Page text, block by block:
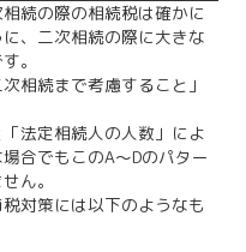
続の際の相続税は確かに
、二次相続の際に大きな
。
相続まで考慮すること」
法定相続人の人数」によ
合でもこのA～Dのパター
ん。
対策には以下のようなも